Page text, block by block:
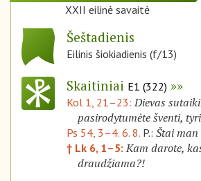
XXII eilinė savaitė
Šeštadienis
Eilinis šiokiadienis (f/13)
Skaitiniai E1 (322)
Kol 1, 21–23:Dievas
pasirodytumėte šventi, tyri
Ps 54, 3–4. 6. 8. P.: Štai man
† Lk 6, 1–5:Kam darote,
draudžiama?!